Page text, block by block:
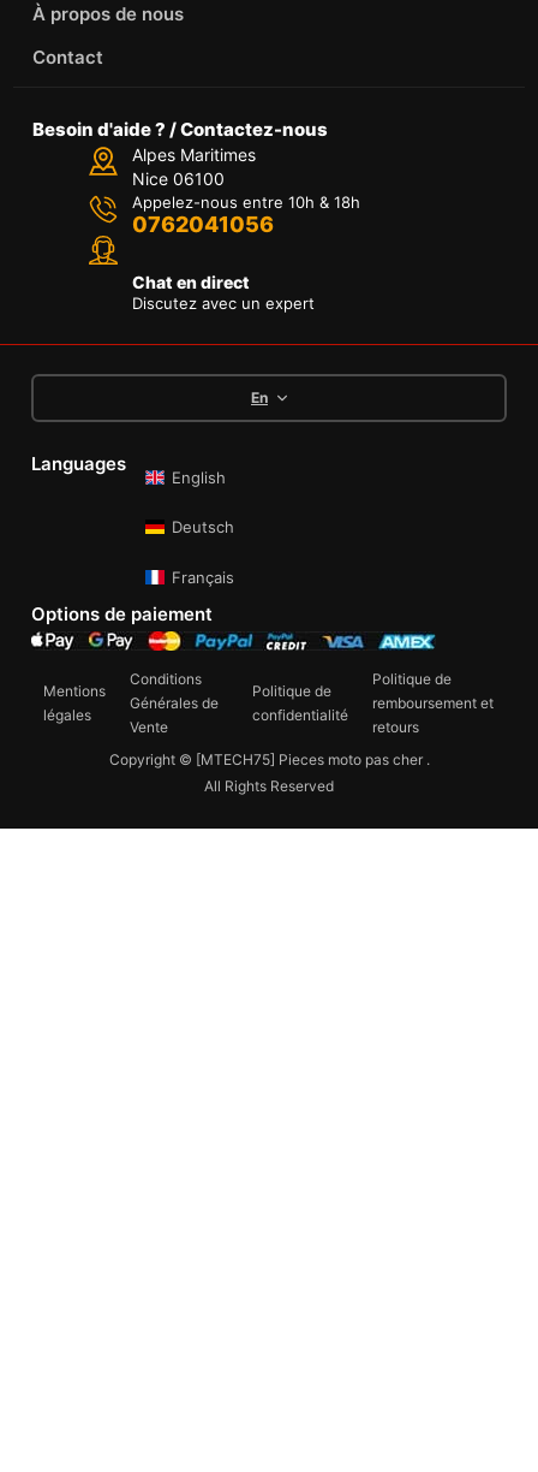
À propos de nous
Contact
Besoin d'aide ? / Contactez-nous
Alpes Maritimes
Nice 06100
Appelez-nous entre 10h & 18h
0762041056
Chat en direct
Discutez avec un expert
En
Languages
English
Deutsch
Français
Options de paiement
Copyright © [MTECH75] Pieces moto pas cher .
All Rights Reserved
Mentions
légales
Conditions
Générales de
Vente
Politique de
confidentialité
Politique de
remboursement et
retours